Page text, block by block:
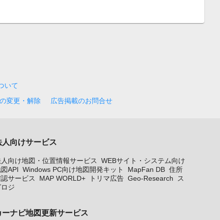
いて
変更・解除
広告掲載のお問合せ
人向けサービス
向け地図・位置情報サービス
WEBサイト・システム向け
API Windows PC向け地図開発キット MapFan DB 住所
サービス
MAP WORLD+ トリマ広告 Geo-Research
ス
ジ
ーナビ地図更新サービス